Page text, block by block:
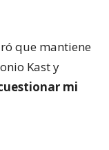
que mantiene
Kast y
mi